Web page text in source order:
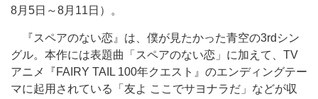
8月5日～8月11日）。
『スペアのない恋』は、僕が見たかった青空の3rdシン
グル。本作には表題曲「スペアのない恋」に加えて、TV
アニメ『FAIRY TAIL 100年クエスト』のエンディングテー
マに起用されている「友よ ここでサヨナラだ」などが収